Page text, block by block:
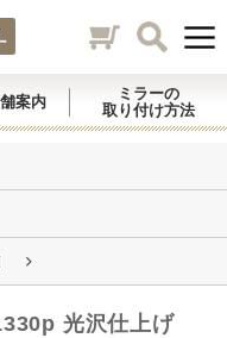
案内
ミラーの
取り付け方法
光沢仕上げ